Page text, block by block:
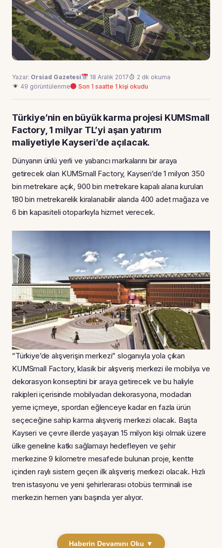
Yazar: Orsiad Gazetesi 18 Aralık 2017
2 dk okuma
49 görüntülenme
Son 1 saatte 1 kişi okudu
Türkiye’nin en büyük karma projesi KUMSmall
Factory, 1 milyar TL’yi aşan yatırım
maliyetiyle Kayseri’de açılacak.
Dünyanın ünlü yerli ve yabancı markalarını bir araya
getirecek olan KUMSmall Factory, Kayseri’de 1 milyon 350
bin metrekare açık, 900 bin metrekare kapalı alana kurulan
180 bin metrekarelik kiralanabilir alanda 400 adet mağaza ve
6 bin kapasiteli otoparkıyla hizmet verecek.
“Türkiye’de alışverişin merkezi” sloganıyla yola çıkan
KUMSmall Factory, klasik bir alışveriş merkezi ile mobilya ve
dekorasyon konseptini bir araya getirecek ve bu haliyle
rakipleri içerisinde mobilyadan dekorasyona, modadan
yeme içmeye, spordan eğlenceye kadar en fazla ürün
seçeceğine sahip karma alışveriş merkezi olacak. Başta
Kayseri ve çevre illerde yaşayan 15 milyon kişi olmak üzere
ülke geneline katkı sağlamayı hedefleyen ve şehir
merkezine 9 kilometre mesafede bulunan proje, kentte
içinden raylı sistem geçen ilk alışveriş merkezi olacak. Hızlı
tren istasyonu ve yeni şehirlerarası otobüs terminali ise
merkezin hemen yanı başında yer alıyor.
Haberin Devamını Oku ▼